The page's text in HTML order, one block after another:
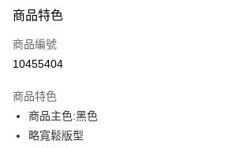
信用卡一次付款
LINE Pay
街口支付
悠遊付
商品特色
商品編號
10455404
商品特色
商品主色:黑色
略寬鬆版型